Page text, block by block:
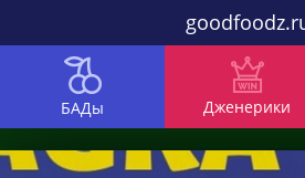
БАДы Дженерики